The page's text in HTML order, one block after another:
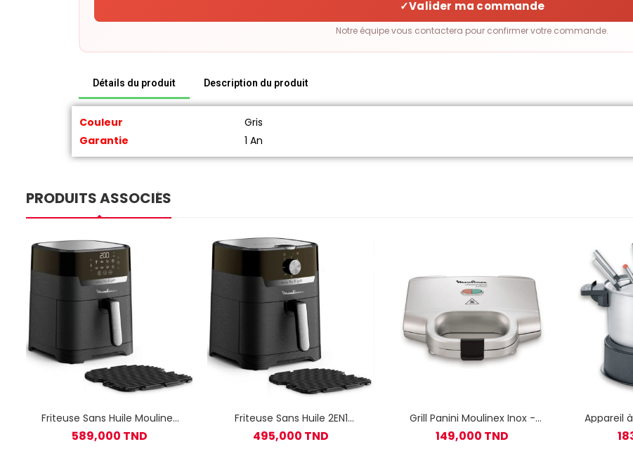
✓Valider ma commande
Notre équipe vous contactera pour confirmer votre commande.
Détails du produit Description du produit
Couleur
Gris
Garantie
1 An
PRODUITS ASSOCIÉS
Friteuse Sans Huile Moulinex
EZ505810 1400 W - Noir
589,000 TND
Friteuse Sans Huile 2EN1
Noir
495,000 TND
Grill Panini Moulinex Inox -
149,000 TND
Appareil
SEVERIN